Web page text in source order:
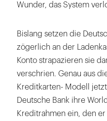
Wunder, das System
Bislang setzen die
zögerlich an der
Konto strapazieren sie
verschrien. Genau aus
Kreditkarten- Modell
Deutsche Bank ihre
Kreditrahmen ein, den